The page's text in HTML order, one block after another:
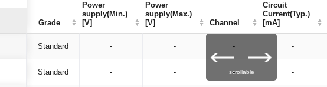
Grade
Power
supply(Min.)
[V]
Power
supply(Max.)
[V]
Channel
Circuit
Current(Typ.)
[mA]
Standard - - - -
Standard - - - -
Grade
Power
supply(Min.)
[V]
Power
supply(Max.)
[V]
Channel
Circuit
Current(Typ.)
[mA]
scrollable